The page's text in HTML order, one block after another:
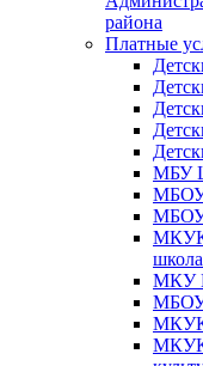
района
Платные
МБУ
МБОУ
МКУК
МКУ
МБОУ
МКУК
МКУК